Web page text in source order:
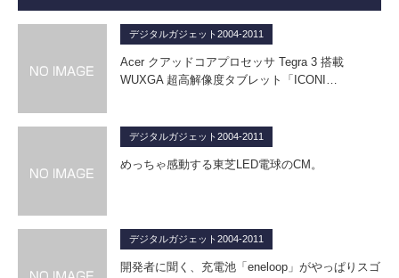
デジタルガジェット2004-2011
Acer クアッドコアプロセッサ Tegra 3 搭載
WUXGA 超高解像度タブレット「ICONI…
デジタルガジェット2004-2011
めっちゃ感動する東芝LED電球のCM。
デジタルガジェット2004-2011
開発者に聞く、充電池「eneloop」がやっぱりスゴ